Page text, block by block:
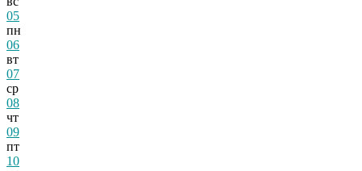
05
пн
06
вт
07
ср
08
чт
09
пт
10